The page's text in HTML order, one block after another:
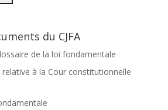
du CJFA
de la loi fondamentale
relative à la Cour constitutionnelle